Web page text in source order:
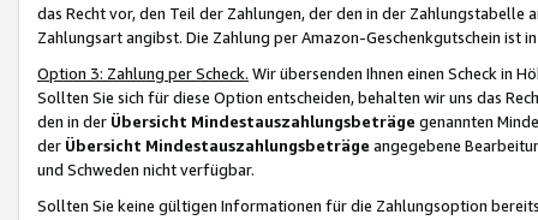
das Recht vor, den Teil der Zahlungen, der den in der
Zahlungsart angibst. Die Zahlung per Amazon-Geschenkgutschein ist
Option 3: Zahlung per Scheck. Wir übersenden Ihnen einen Scheck in
Sollten Sie sich für diese Option entscheiden, behalten wir uns das
den in der Übersicht Mindestauszahlungsbeträge genannten
der Übersicht Mindestauszahlungsbeträge angegebene
und Schweden nicht verfügbar.
Sollten Sie keine gültigen Informationen für die Zahlungsoption